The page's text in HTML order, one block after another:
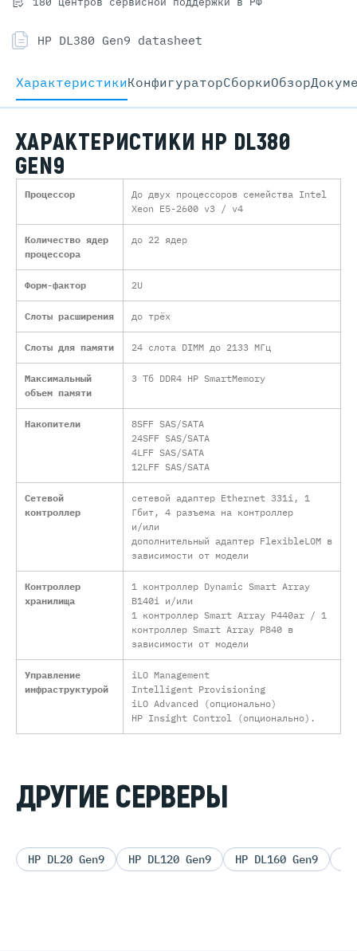
HP DL380 Gen9 datasheet
ХарактеристикиКонфигураторCборкиОбзор
ХАРАКТЕРИСТИКИ HP DL380
GEN9
Процессор
До двух процессоров семейства Intel
Xeon E5-2600 v3 / v4
Количество ядер
процессора
до 22 ядер
Форм-фактор 2U
Слоты расширения до трёх
Слоты для памяти 24 слота DIMM до 2133 МГц
Максимальный
объем памяти
3 Тб DDR4 HP SmartMemory
Накопители
8SFF SAS/SATA
24SFF SAS/SATA
4LFF SAS/SATA
12LFF SAS/SATA
Сетевой
контроллер
сетевой адаптер Ethernet 331i, 1
Гбит, 4 разъема на контроллер
и/или
дополнительный адаптер FlexibleLOM в
зависимости от модели
Контроллер
хранилища
1 контроллер Dynamic Smart Array
B140i и/или
1 контроллер Smart Array P440ar / 1
контроллер Smart Array P840 в
зависимости от модели
Управление
инфраструктурой
iLO Management
Intelligent Provisioning
iLO Advanced (опционально)
HP Insight Control (опционально).
ДРУГИЕ СЕРВЕРЫ
HP DL20 Gen9 HP DL120 Gen9 HP DL160 Gen9